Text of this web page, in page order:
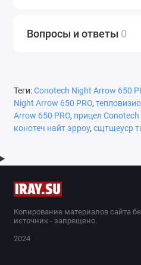
Вопросы и ответы 0
Теги:Conotech Night Arrow 650
Night Arrow 650 PRO,
Arrow 650 PRO, прицел
конотеч найт эрроу, сщтщеуср
Копирование материалов сайта
источник - запрещено.
2024